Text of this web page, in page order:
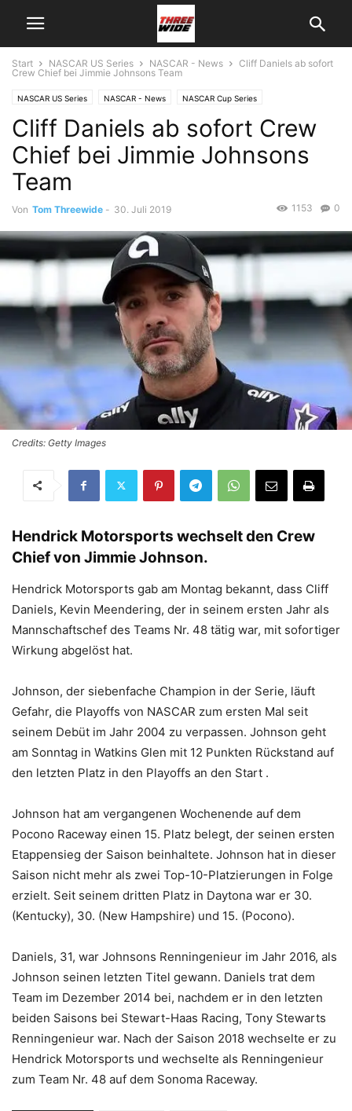
Start NASCAR US Series NASCAR - News
Cliff Daniels ab sofort
Crew Chief bei Jimmie Johnsons Team
NASCAR US Series NASCAR - News NASCAR Cup Series
Cliff Daniels ab sofort Crew
Chief bei Jimmie Johnsons
Team
Von Tom Threewide - 30. Juli 2019 0
1153
Credits: Getty Images
Hendrick Motorsports wechselt den Crew
Chief von Jimmie Johnson.
Hendrick Motorsports gab am Montag bekannt, dass Cliff
Daniels, Kevin Meendering, der in seinem ersten Jahr als
Mannschaftschef des Teams Nr. 48 tätig war, mit sofortiger
Wirkung abgelöst hat.
Johnson, der siebenfache Champion in der Serie, läuft
Gefahr, die Playoffs von NASCAR zum ersten Mal seit
seinem Debüt im Jahr 2004 zu verpassen. Johnson geht
am Sonntag in Watkins Glen mit 12 Punkten Rückstand auf
den letzten Platz in den Playoffs an den Start .
Johnson hat am vergangenen Wochenende auf dem
Pocono Raceway einen 15. Platz belegt, der seinen ersten
Etappensieg der Saison beinhaltete. Johnson hat in dieser
Saison nicht mehr als zwei Top-10-Platzierungen in Folge
erzielt. Seit seinem dritten Platz in Daytona war er 30.
(Kentucky), 30. (New Hampshire) und 15. (Pocono).
Daniels, 31, war Johnsons Renningenieur im Jahr 2016, als
Johnson seinen letzten Titel gewann. Daniels trat dem
Team im Dezember 2014 bei, nachdem er in den letzten
beiden Saisons bei Stewart-Haas Racing, Tony Stewarts
Renningenieur war. Nach der Saison 2018 wechselte er zu
Hendrick Motorsports und wechselte als Renningenieur
zum Team Nr. 48 auf dem Sonoma Raceway.